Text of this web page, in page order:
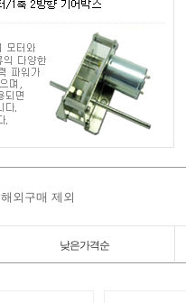
해외구매 제외
낮은가격순